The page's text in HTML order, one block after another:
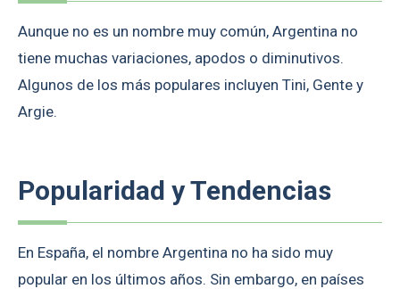
Aunque no es un nombre muy común, Argentina no
tiene muchas variaciones, apodos o diminutivos.
Algunos de los más populares incluyen Tini, Gente y
Argie.
Popularidad y Tendencias
En España, el nombre Argentina no ha sido muy
popular en los últimos años. Sin embargo, en países